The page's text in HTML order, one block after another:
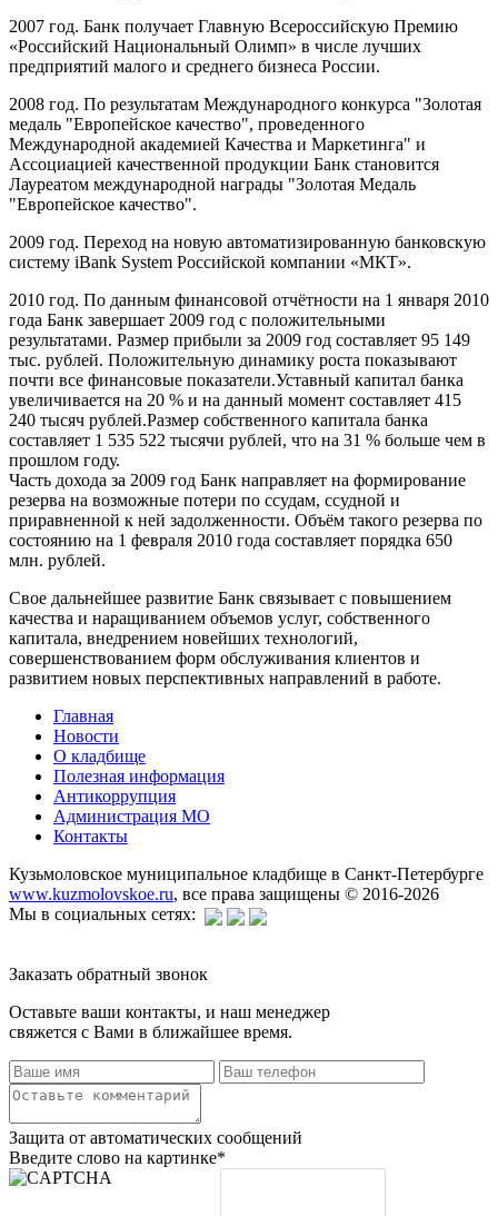
2007 год. Банк получает Главную Всероссийскую Премию
«Российский Национальный Олимп» в числе лучших
предприятий малого и среднего бизнеса России.
2008 год. По результатам Международного конкурса "Золотая
медаль "Европейское качество", проведенного
Международной академией Качества и Маркетинга" и
Ассоциацией качественной продукции Банк становится
Лауреатом международной награды "Золотая Медаль
"Европейское качество".
2009 год. Переход на новую автоматизированную банковскую
систему iBank System Российской компании «МКТ».
2010 год. По данным финансовой отчётности на 1 января 2010
года Банк завершает 2009 год с положительными
результатами. Размер прибыли за 2009 год составляет 95 149
тыс. рублей. Положительную динамику роста показывают
почти все финансовые показатели.Уставный капитал банка
увеличивается на 20 % и на данный момент составляет 415
240 тысяч рублей.Размер собственного капитала банка
составляет 1 535 522 тысячи рублей, что на 31 % больше чем в
прошлом году.
Часть дохода за 2009 год Банк направляет на формирование
резерва на возможные потери по ссудам, ссудной и
приравненной к ней задолженности. Объём такого резерва по
состоянию на 1 февраля 2010 года составляет порядка 650
млн. рублей.
Свое дальнейшее развитие Банк связывает с повышением
качества и наращиванием объемов услуг, собственного
капитала, внедрением новейших технологий,
совершенствованием форм обслуживания клиентов и
развитием новых перспективных направлений в работе.
Главная
Новости
О кладбище
Полезная информация
Антикоррупция
Администрация МО
Контакты
Кузьмоловское муниципальное кладбище в Санкт-Петербурге
www.kuzmolovskoe.ru, все права защищены © 2016-2026
Мы в социальных сетях:
Заказать обратный звонок
Оставьте ваши контакты, и наш менеджер
свяжется с Вами в ближайшее время.
Защита от автоматических сообщений
Введите слово на картинке*